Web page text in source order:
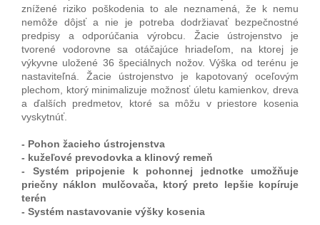
znížené riziko poškodenia to ale neznamená, že k nemu
nemôže dôjsť a nie je potreba dodržiavať bezpečnostné
predpisy a odporúčania výrobcu. Žacie ústrojenstvo je
tvorené vodorovne sa otáčajúce hriadeľom, na ktorej je
výkyvne uložené 36 špeciálnych nožov. Výška od terénu je
nastaviteľná. Žacie ústrojenstvo je kapotovaný oceľovým
plechom, ktorý minimalizuje možnosť úletu kamienkov, dreva
a ďalších predmetov, ktoré sa môžu v priestore kosenia
vyskytnúť.
- Pohon žacieho ústrojenstva
- kužeľové prevodovka a klinový remeň
- Systém pripojenie k pohonnej jednotke umožňuje
priečny náklon mulčovača, ktorý preto lepšie kopíruje
terén
- Systém nastavovanie výšky kosenia